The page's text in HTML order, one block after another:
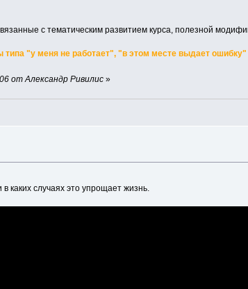
с тематическим развитием курса, полезной
"у меня не работает", "в этом месте выдает
от Александр Ривилис »
каких случаях это упрощает жизнь.